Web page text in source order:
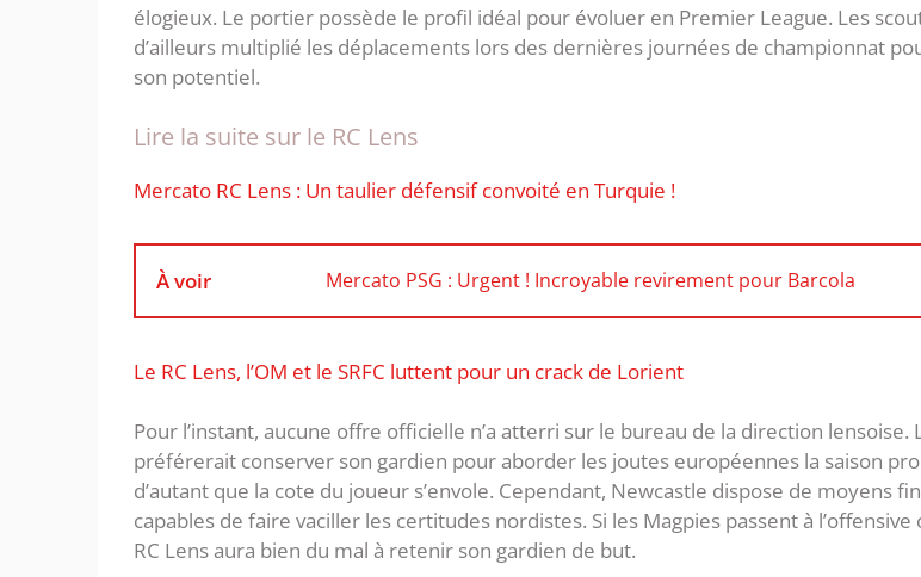
élogieux. Le portier possède le profil idéal pour évoluer en Premier League. Les
d’ailleurs multiplié les déplacements lors des dernières journées de championnat
son potentiel.
Lire la suite sur le RC Lens
Mercato RC Lens : Un taulier défensif convoité en Turquie !
À voir Mercato PSG : Urgent ! Incroyable revirement pour Barcola
Le RC Lens, l’OM et le SRFC luttent pour un crack de Lorient
Pour l’instant, aucune offre officielle n’a atterri sur le bureau de la direction lensoise.
préférerait conserver son gardien pour aborder les joutes européennes la saison
d’autant que la cote du joueur s’envole. Cependant, Newcastle dispose de moyens
capables de faire vaciller les certitudes nordistes. Si les Magpies passent à l’offensive
RC Lens aura bien du mal à retenir son gardien de but.